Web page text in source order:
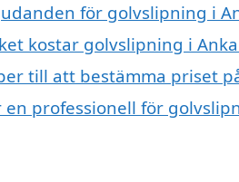
för golvslipning i
kostar golvslipning i
till att bestämma priset
en professionell för